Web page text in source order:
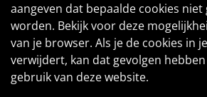
aangeven dat bepaalde cookies
worden. Bekijk voor deze
van je browser. Als je de cookies in
verwijdert, kan dat gevolgen
gebruik van deze website.